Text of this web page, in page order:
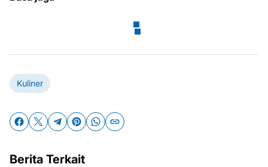
Kuliner
Berita Terkait